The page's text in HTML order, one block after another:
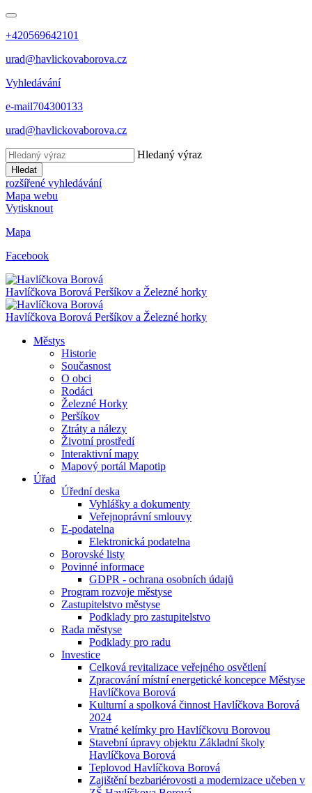
+420569642101
urad@havlickovaborova.cz
Vyhledávání
e-mail704300133
urad@havlickovaborova.cz
Hledaný výraz
Hledat
rozšířené vyhledávání
Mapa webu
Vytisknout
Mapa
Facebook
Havlíčkova Borová Peršíkov a Železné horky
Havlíčkova Borová Peršíkov a Železné horky
Městys
Historie
Současnost
O obci
Rodáci
Železné Horky
Peršíkov
Ztráty a nálezy
Životní prostředí
Interaktivní mapy
Mapový portál Mapotip
Úřad
Úřední deska
Vyhlášky a dokumenty
Veřejnoprávní smlouvy
E-podatelna
Elektronická podatelna
Borovské listy
Povinné informace
GDPR - ochrana osobních údajů
Program rozvoje městyse
Zastupitelstvo městyse
Podklady pro zastupitelstvo
Rada městyse
Podklady pro radu
Investice
Celková revitalizace veřejného osvětlení
Zpracování místní energetické koncepce Městyse
Havlíčkova Borová
Kulturní a spolková činnost Havlíčkova Borová
2024
Vratné kelímky pro Havlíčkovu Borovou
Stavební úpravy objektu Základní školy
Havlíčkova Borová
Teplovod Havlíčkova Borová
Zajištění bezbariérovosti a modernizace učeben v